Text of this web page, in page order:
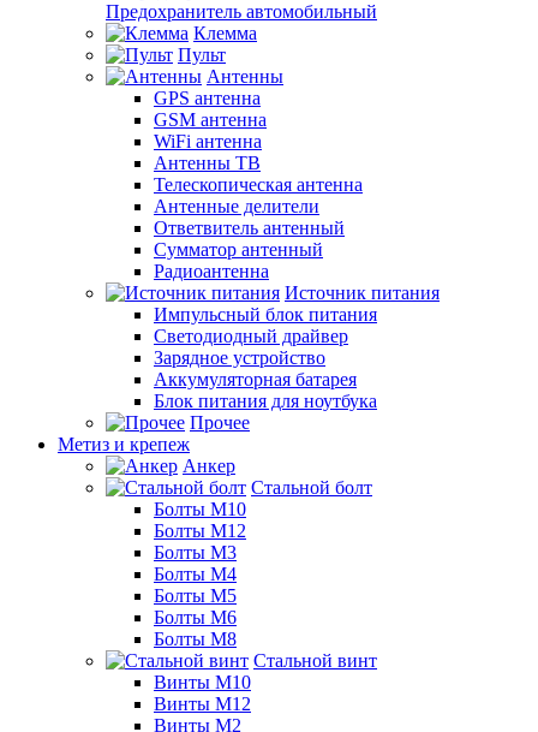
Предохранитель автомобильный
Клемма
Пульт
Антенны
GPS антенна
GSM антенна
WiFi антенна
Антенны ТВ
Телескопическая антенна
Антенные делители
Ответвитель антенный
Сумматор антенный
Радиоантенна
Источник питания
Импульсный блок питания
Светодиодный драйвер
Зарядное устройство
Аккумуляторная батарея
Блок питания для ноутбука
Прочее
Метиз и крепеж
Анкер
Стальной болт
Болты М10
Болты М12
Болты М3
Болты М4
Болты М5
Болты М6
Болты М8
Стальной винт
Винты М10
Винты М12
Винты М2